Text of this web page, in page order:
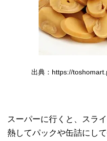
出典：https://
スーパーに行くと、スラ
熱してパックや缶詰にし